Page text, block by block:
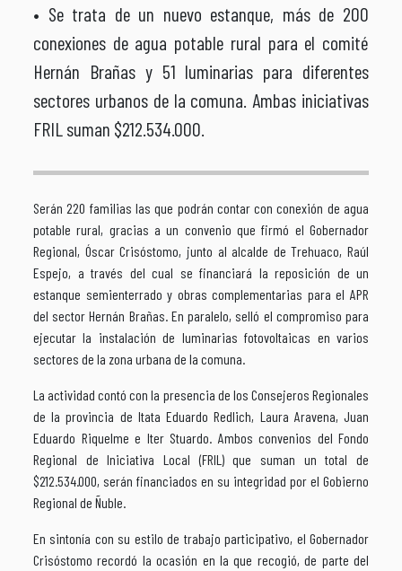
• Se trata de un nuevo estanque, más de 200
conexiones de agua potable rural para el comité
Hernán Brañas y 51 luminarias para diferentes
sectores urbanos de la comuna. Ambas iniciativas
FRIL suman $212.534.000.
Serán 220 familias las que podrán contar con conexión de agua
potable rural, gracias a un convenio que firmó el Gobernador
Regional, Óscar Crisóstomo, junto al alcalde de Trehuaco, Raúl
Espejo, a través del cual se financiará la reposición de un
estanque semienterrado y obras complementarias para el APR
del sector Hernán Brañas. En paralelo, selló el compromiso para
ejecutar la instalación de luminarias fotovoltaicas en varios
sectores de la zona urbana de la comuna.
La actividad contó con la presencia de los Consejeros Regionales
de la provincia de Itata Eduardo Redlich, Laura Aravena, Juan
Eduardo Riquelme e Iter Stuardo. Ambos convenios del Fondo
Regional de Iniciativa Local (FRIL) que suman un total de
$212.534.000, serán financiados en su integridad por el Gobierno
Regional de Ñuble.
En sintonía con su estilo de trabajo participativo, el Gobernador
Crisóstomo recordó la ocasión en la que recogió, de parte del